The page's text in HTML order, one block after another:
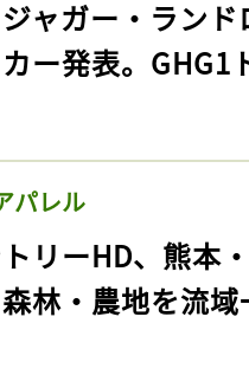
ジャガー・ラン
ー発表。GHG1
パレル
トリーHD、熊本
林・農地を流